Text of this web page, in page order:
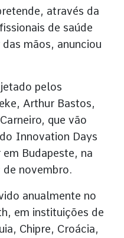
através da
de saúde
mãos, anunciou
pelos
Arthur Bastos,
que vão
Innovation Days
Budapeste, na
de novembro.
anualmente no
em instituições de
Chipre, Croácia,